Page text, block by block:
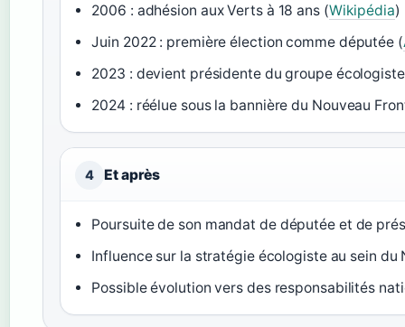
2006 : adhésion aux Verts à 18 ans (Wikipédia)
Juin 2022 : première élection comme députée (
2023 : devient présidente du groupe
2024 : réélue sous la bannière du Nouveau
4 Et après
Poursuite de son mandat de députée et de
Influence sur la stratégie écologiste au sein du
Possible évolution vers des responsabilités